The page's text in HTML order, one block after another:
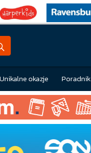
Unikalne okazje Poradnik